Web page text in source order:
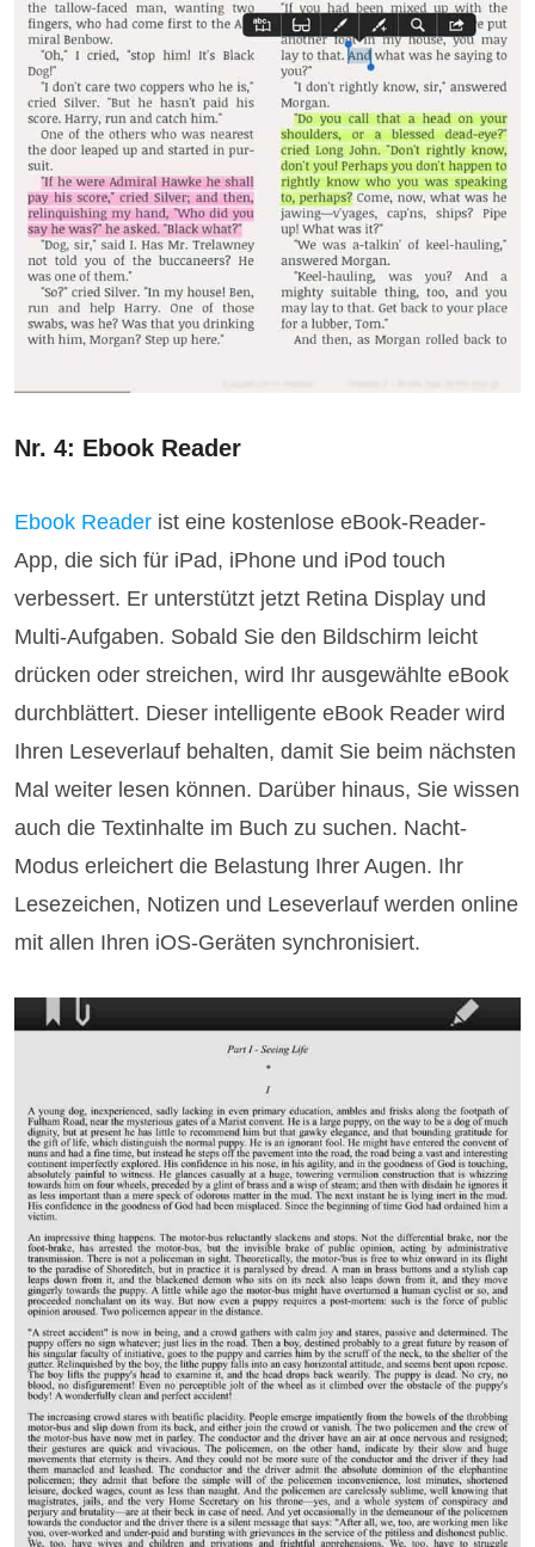
Nr. 4: Ebook Reader
Ebook Reader ist eine kostenlose eBook-Reader-
App, die sich für iPad, iPhone und iPod touch
verbessert. Er unterstützt jetzt Retina Display und
Multi-Aufgaben. Sobald Sie den Bildschirm leicht
drücken oder streichen, wird Ihr ausgewählte eBook
durchblättert. Dieser intelligente eBook Reader wird
Ihren Leseverlauf behalten, damit Sie beim nächsten
Mal weiter lesen können. Darüber hinaus, Sie wissen
auch die Textinhalte im Buch zu suchen. Nacht-
Modus erleichert die Belastung Ihrer Augen. Ihr
Lesezeichen, Notizen und Leseverlauf werden online
mit allen Ihren iOS-Geräten synchronisiert.